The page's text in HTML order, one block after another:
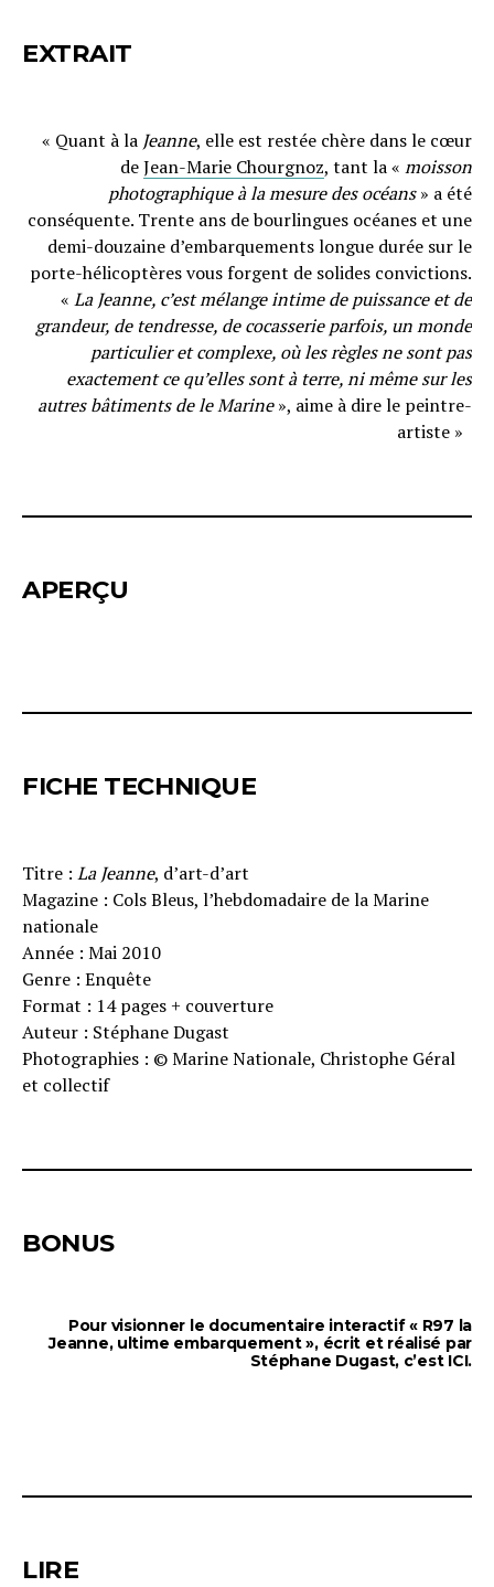
EXTRAIT
« Quant à la Jeanne, elle est restée chère dans le cœur
deJean-Marie Chourgnoz, tant la « moisson
photographique à la mesure des océans» a été
conséquente. Trente ans de bourlingues océanes et une
demi-douzaine d’embarquements longue durée sur le
porte-hélicoptères vous forgent de solides convictions.
« La Jeanne, c’est mélange intime de puissance et de
grandeur, de tendresse, de cocasserie parfois, un monde
particulier et complexe, où les règles ne sont pas
exactement ce qu’elles sont à terre, ni même sur les
autres bâtiments de le Marine», aime à dire le peintre-
artiste »
APERÇU
FICHE TECHNIQUE
Titre : La Jeanne, d’art-d’art
Magazine : Cols Bleus, l’hebdomadaire de la Marine
nationale
Année : Mai 2010
Genre : Enquête
Format : 14 pages + couverture
Auteur : Stéphane Dugast
Photographies : © Marine Nationale, Christophe Géral
et collectif
BONUS
Pour visionner le documentaire interactif« R97 la
Jeanne, ultime embarquement », écrit et réalisé par
Stéphane Dugast, c’est ICI.
LIRE